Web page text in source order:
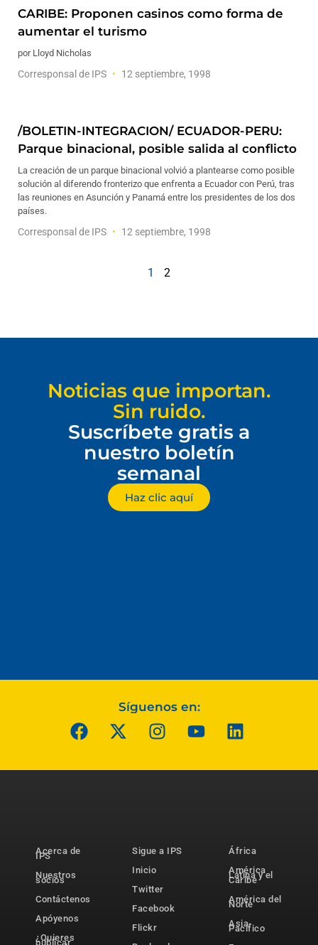
CARIBE: Proponen casinos como forma de
aumentar el turismo
por Lloyd Nicholas
Corresponsal de IPS 12 septiembre, 1998
/BOLETIN-INTEGRACION/ ECUADOR-PERU:
Parque binacional, posible salida al conflicto
La creación de un parque binacional volvió a plantearse como posible
solución al diferendo fronterizo que enfrenta a Ecuador con Perú, tras
las reuniones en Asunción y Panamá entre los presidentes de los dos
países.
Corresponsal de IPS 12 septiembre, 1998
1 2
Noticias que importan.
Sin ruido.
Suscríbete gratis a
nuestro boletín
semanal
Haz clic aquí
Síguenos en:
Acerca de
IPS
Nuestros
socios
Contáctenos
Apóyenos
¿Quieres
publicar
Sigue a IPS
Inicio
Twitter
Facebook
Flickr
África
América
Latina y el
Caribe
América del
Norte
Asia-
Pacífico